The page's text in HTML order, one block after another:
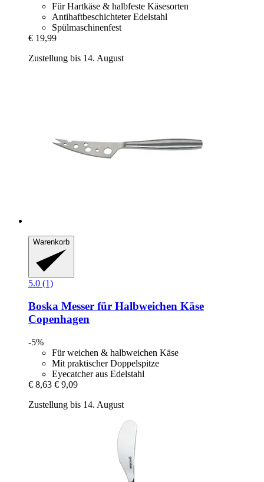
Für Hartkäse & halbfeste Käsesorten
Antihaftbeschichteter Edelstahl
Spülmaschinenfest
€ 19,99
Zustellung bis 14. August
Warenkorb
5.0 (1)
Boska Messer für Halbweichen Käse
Copenhagen
-5%
Für weichen & halbweichen Käse
Mit praktischer Doppelspitze
Eyecatcher aus Edelstahl
€ 8,63 € 9,09
Zustellung bis 14. August